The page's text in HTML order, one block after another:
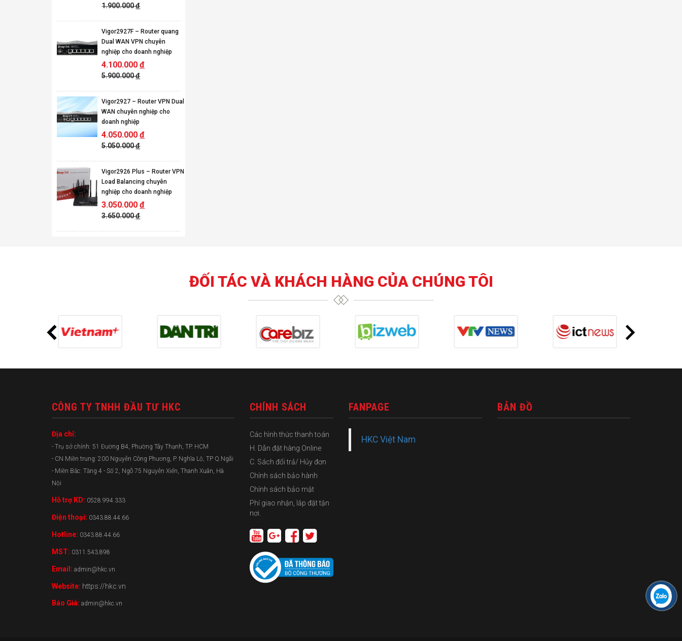
1.900.000đ
Vigor2927F – Router quang
Dual WAN VPN chuyên
nghiệp cho doanh nghiệp
4.100.000đ
5.900.000đ
Vigor2927 – Router VPN Dual
WAN chuyên nghiệp cho
doanh nghiệp
4.050.000đ
5.050.000đ
Vigor2926 Plus – Router VPN
Load Balancing chuyên
nghiệp cho doanh nghiệp
3.050.000đ
3.650.000đ
ĐỐI TÁC VÀ KHÁCH HÀNG CỦA CHÚNG TÔI
CÔNG TY TNHH ĐẦU TƯ HKC
Địa chỉ:
- Trụ sở chính: 51 Đường B4, Phường Tây Thạnh, TP. HCM
- CN Miền trung: 200 Nguyễn Công Phương, P. Nghĩa Lộ, TP Q.Ngãi
- Miền Bắc: Tầng 4 - Số 2, Ngõ 75 Nguyễn Xiển, Thanh Xuân, Hà
Nội
Hỗ trợ KD: 0528.994.333
Điện thoại: 0343.88.44.66
Hotline: 0343.88.44.66
MST: 0311.543.898
Email: admin@hkc.vn
Website: https://hkc.vn
Báo Giá: admin@hkc.vn
CHÍNH SÁCH
Các hình thức thanh toán
H. Dẫn đặt hàng Online
C. Sách đổi trả/ Hủy đơn
Chính sách bảo hành
Chính sách bảo mật
Phí giao nhận, lắp đặt tận
nơi.
FANPAGE
HKC Việt Nam
BẢN ĐỒ